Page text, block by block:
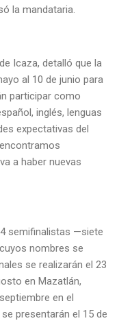
la mandataria.
Icaza, detalló que la
al 10 de junio para
participar como
inglés, lenguas
expectativas del
a haber nuevas
semifinalistas —siete
nombres se
se realizarán el 23
en Mazatlán,
en el
presentarán el 15 de